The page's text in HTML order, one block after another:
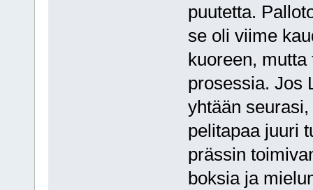
puutetta.
se oli viime
kuoreen,
prosessia. Jos
yhtään
pelitapaa juuri
prässin
boksia ja